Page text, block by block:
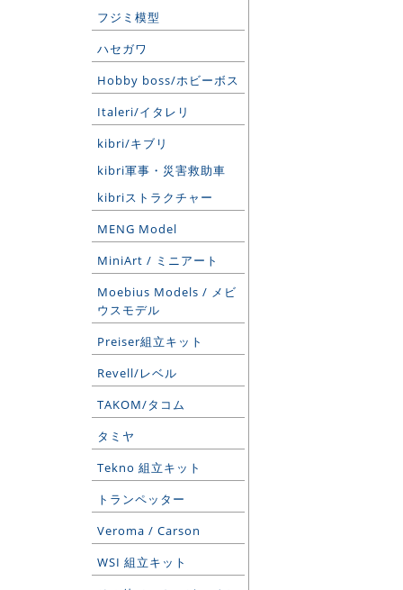
フジミ模型
ハセガワ
Hobby boss/ホビーボス
Italeri/イタレリ
kibri/キブリ
kibri軍事・災害救助車
kibriストラクチャー
MENG Model
MiniArt / ミニアート
Moebius Models / メビ
ウスモデル
Preiser組立キット
Revell/レベル
TAKOM/タコム
タミヤ
Tekno 組立キット
トランペッター
Veroma / Carson
WSI 組立キット